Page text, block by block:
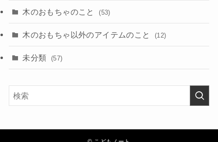
木のおもちゃのこと (53)
木のおもちゃ以外のアイテムのこと (12)
未分類 (57)